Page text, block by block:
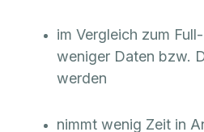
im Vergleich zum
weniger Daten bzw.
werden
nimmt wenig Zeit in